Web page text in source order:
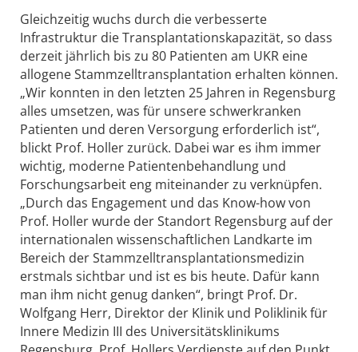
Gleichzeitig wuchs durch die verbesserte
Infrastruktur die Transplantationskapazität, so dass
derzeit jährlich bis zu 80 Patienten am UKR eine
allogene Stammzelltransplantation erhalten können.
„Wir konnten in den letzten 25 Jahren in Regensburg
alles umsetzen, was für unsere schwerkranken
Patienten und deren Versorgung erforderlich ist“,
blickt Prof. Holler zurück. Dabei war es ihm immer
wichtig, moderne Patientenbehandlung und
Forschungsarbeit eng miteinander zu verknüpfen.
„Durch das Engagement und das Know-how von
Prof. Holler wurde der Standort Regensburg auf der
internationalen wissenschaftlichen Landkarte im
Bereich der Stammzelltransplantationsmedizin
erstmals sichtbar und ist es bis heute. Dafür kann
man ihm nicht genug danken“, bringt Prof. Dr.
Wolfgang Herr, Direktor der Klinik und Poliklinik für
Innere Medizin III des Universitätsklinikums